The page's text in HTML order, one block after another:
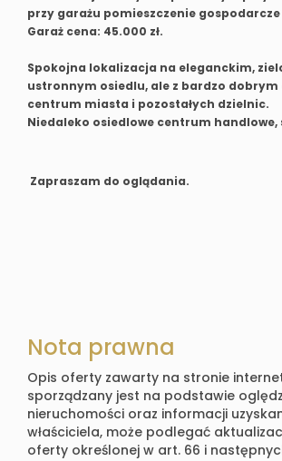
przy garażu pomieszczenie
Garaż cena: 45.000 zł.
Spokojna lokalizacja na eleganckim,
ustronnym osiedlu, ale z bardzo dobrym
centrum miasta i pozostałych dzielnic.
Niedaleko osiedlowe centrum handlowe,
Zapraszam do oglądania.
Nota prawna
Opis oferty zawarty na stronie
sporządzany jest na podstawie
nieruchomości oraz informacji
właściciela, może podlegać
oferty określonej w art. 66 i